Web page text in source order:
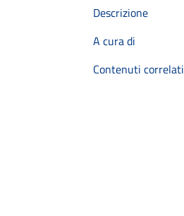
Descrizione
A cura di
Contenuti correlati